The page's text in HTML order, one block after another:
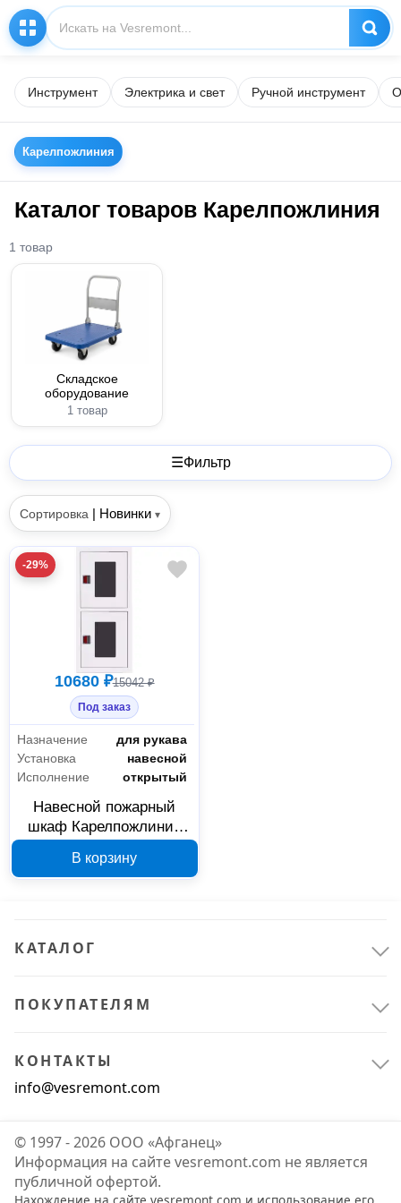
Инструмент Электрика и свет Ручной инструмент
Карелпожлиния
Каталог товаров Карелпожлиния
1 товар
Складское
оборудование
1 товар
☰Фильтр
Сортировка | Новинки ▾
-29%
10680 ₽15042 ₽
Под заказ
Назначение
для рукава
Установка
навесной
Исполнение
открытый
Навесной пожарный
шкаф Карелпожлиния
00000688
В корзину
КАТАЛОГ
ПОКУПАТЕЛЯМ
КОНТАКТЫ
info@vesremont.com
© 1997 - 2026 ООО «Афганец»
Информация на сайте vesremont.com не является
публичной офертой.
Нахождение на сайте vesremont.com и использование его